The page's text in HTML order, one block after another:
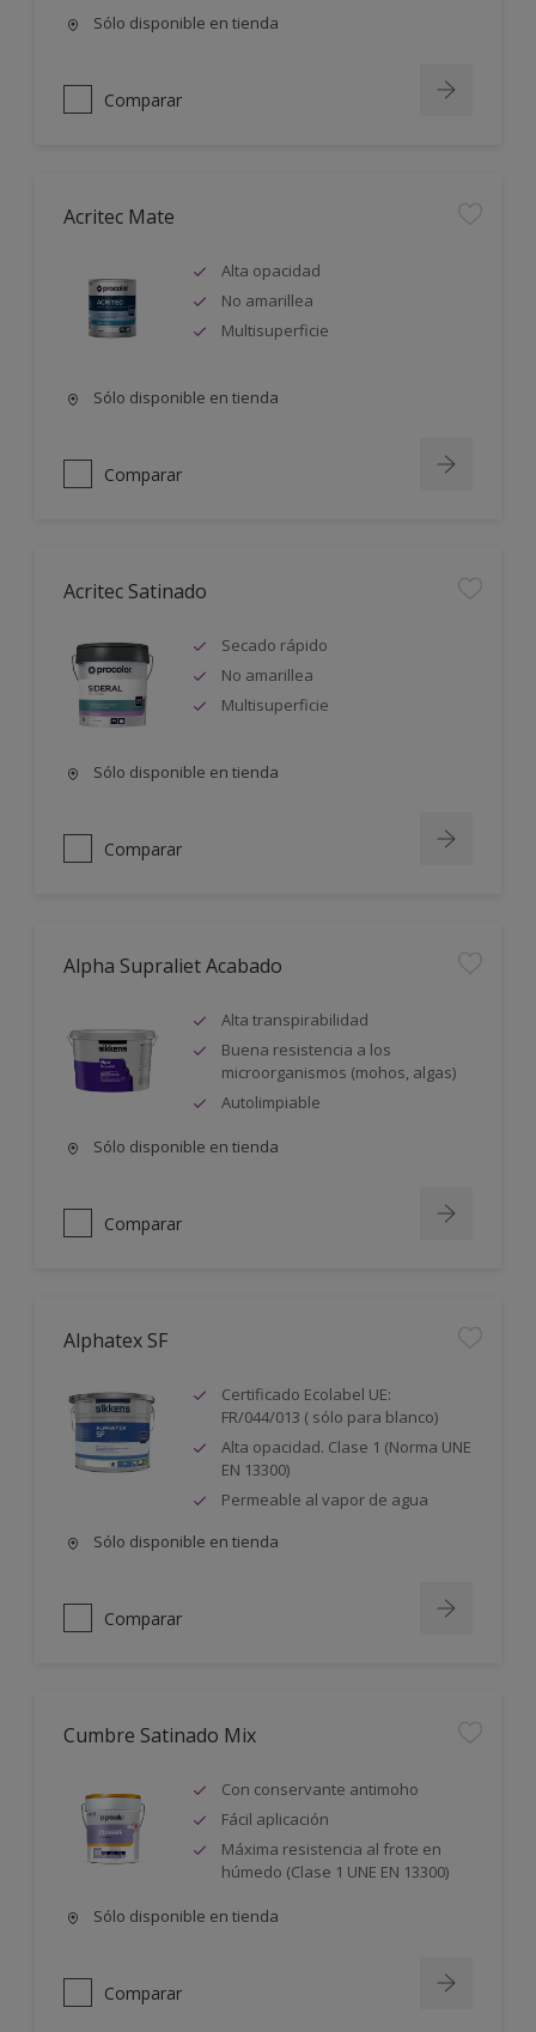
Sólo disponible en tienda
Comparar
Acritec Mate
Alta opacidad
No amarillea
Multisuperficie
Sólo disponible en tienda
Comparar
Acritec Satinado
Secado rápido
No amarillea
Multisuperficie
Sólo disponible en tienda
Comparar
Alpha Supraliet Acabado
Alta transpirabilidad
Buena resistencia a los
microorganismos (mohos, algas)
Autolimpiable
Sólo disponible en tienda
Comparar
Alphatex SF
Certificado Ecolabel UE:
FR/044/013 ( sólo para blanco)
Alta opacidad. Clase 1 (Norma UNE
EN 13300)
Permeable al vapor de agua
Sólo disponible en tienda
Comparar
Cumbre Satinado Mix
Con conservante antimoho
Fácil aplicación
Máxima resistencia al frote en
húmedo (Clase 1 UNE EN 13300)
Sólo disponible en tienda
Comparar